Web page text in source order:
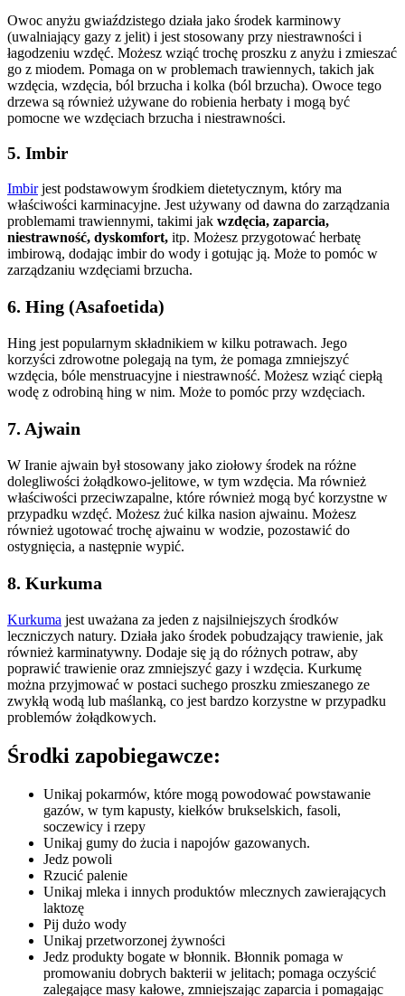
Owoc anyżu gwiaździstego działa jako środek karminowy
(uwalniający gazy z jelit) i jest stosowany przy niestrawności i
łagodzeniu wzdęć. Możesz wziąć trochę proszku z anyżu i zmieszać
go z miodem. Pomaga on w problemach trawiennych, takich jak
wzdęcia, wzdęcia, ból brzucha i kolka (ból brzucha). Owoce tego
drzewa są również używane do robienia herbaty i mogą być
pomocne we wzdęciach brzucha i niestrawności.
5. Imbir
Imbirjest podstawowym środkiem dietetycznym, który ma
właściwości karminacyjne. Jest używany od dawna do zarządzania
problemami trawiennymi, takimi jak wzdęcia, zaparcia,
niestrawność, dyskomfort, itp. Możesz przygotować herbatę
imbirową, dodając imbir do wody i gotując ją. Może to pomóc w
zarządzaniu wzdęciami brzucha.
6. Hing (Asafoetida)
Hing jest popularnym składnikiem w kilku potrawach. Jego
korzyści zdrowotne polegają na tym, że pomaga zmniejszyć
wzdęcia, bóle menstruacyjne i niestrawność. Możesz wziąć ciepłą
wodę z odrobiną hing w nim. Może to pomóc przy wzdęciach.
7. Ajwain
W Iranie ajwain był stosowany jako ziołowy środek na różne
dolegliwości żołądkowo-jelitowe, w tym wzdęcia. Ma również
właściwości przeciwzapalne, które również mogą być korzystne w
przypadku wzdęć. Możesz żuć kilka nasion ajwainu. Możesz
również ugotować trochę ajwainu w wodzie, pozostawić do
ostygnięcia, a następnie wypić.
8. Kurkuma
Kurkuma jest uważana za jeden z najsilniejszych środków
leczniczych natury. Działa jako środek pobudzający trawienie, jak
również karminatywny. Dodaje się ją do różnych potraw, aby
poprawić trawienie oraz zmniejszyć gazy i wzdęcia. Kurkumę
można przyjmować w postaci suchego proszku zmieszanego ze
zwykłą wodą lub maślanką, co jest bardzo korzystne w przypadku
problemów żołądkowych.
Środki zapobiegawcze:
Unikaj pokarmów, które mogą powodować powstawanie
gazów, w tym kapusty, kiełków brukselskich, fasoli,
soczewicy i rzepy
Unikaj gumy do żucia i napojów gazowanych.
Jedz powoli
Rzucić palenie
Unikaj mleka i innych produktów mlecznych zawierających
laktozę
Pij dużo wody
Unikaj przetworzonej żywności
Jedz produkty bogate w błonnik. Błonnik pomaga w
promowaniu dobrych bakterii w jelitach; pomaga oczyścić
zalegające masy kałowe, zmniejszając zaparcia i pomagając